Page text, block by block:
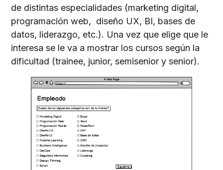
de distintas especialidades (marketing digital,
programación web, diseño UX, BI, bases de
datos, liderazgo, etc.). Una vez que elige que le
interesa se le va a mostrar los cursos según la
dificultad (trainee, junior, semisenior y senior).